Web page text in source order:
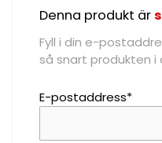
Denna produkt är
Fyll i din e-
så snart produkten i
E-postaddress*